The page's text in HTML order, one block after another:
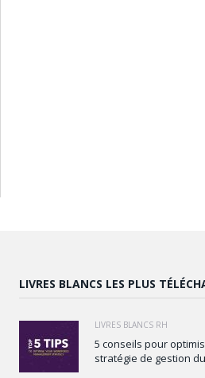
LIVRES BLANCS LES PLUS
LIVRES BLANCS RH
5 conseils pour
stratégie de gestion